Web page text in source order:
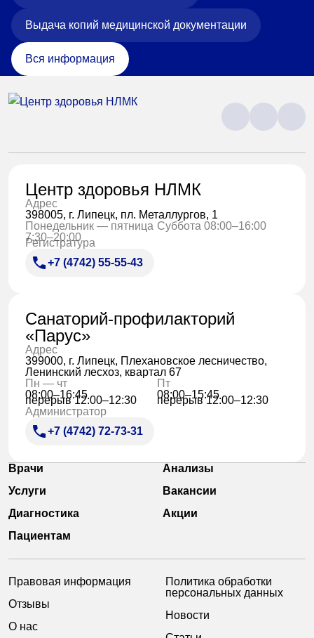
Выдача копий медицинской документации
Вся информация
Центр здоровья НЛМК
Адрес
398005, г. Липецк, пл. Металлургов, 1
Понедельник — пятница
7:30–20:00
Суббота 08:00–16:00
Регистратура
+7 (4742) 55-55-43
Санаторий-профилакторий
«Парус»
Адрес
399000, г. Липецк, Плехановское лесничество,
Ленинский лесхоз, квартал 67
Пн — чт
08:00–16:45
перерыв 12:00–12:30
Пт
08:00–15:45
перерыв 12:00–12:30
Администратор
+7 (4742) 72-73-31
Врачи
Анализы
Услуги
Вакансии
Диагностика
Акции
Пациентам
Правовая информация
Отзывы
О нас
Политика обработки
персональных данных
Новости